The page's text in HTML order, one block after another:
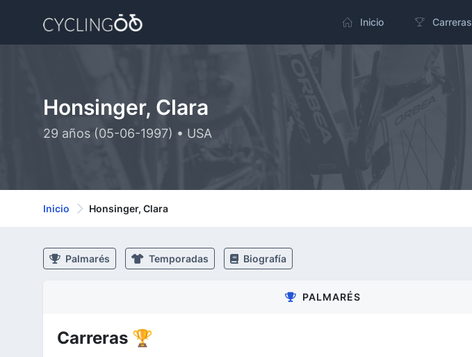
Inicio Carreras
Honsinger, Clara
29 años (05-06-1997) • USA
Inicio Honsinger, Clara
Palmarés Temporadas Biografía
PALMARÉS
Carreras 🏆